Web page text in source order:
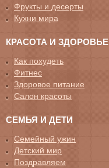
Фрукты и десерты
Кухни мира
КРАСОТА И ЗДОРОВЬЕ
Как похудеть
Фитнес
Здоровое питание
Салон красоты
СЕМЬЯ И ДЕТИ
Семейный ужин
Детский мир
Поздравляем